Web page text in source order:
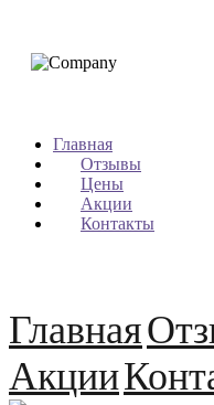
Главная
Отзывы
Цены
Акции
Контакты
Главная
Акции